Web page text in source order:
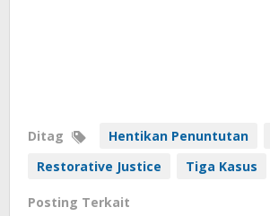
Ditag Hentikan Penuntutan
Restorative Justice
Tiga Kasus
Posting Terkait